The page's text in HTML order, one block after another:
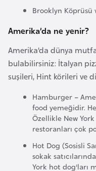
Brooklyn
Amerika’da ne yenir?
Amerika’da dünya
bulabilirsiniz: İtalyan
suşileri, Hint körileri ve
Hamburger –
food yemeğidir.
Özellikle New
restoranları çok
Hot Dog (Sosisli
sokak
York hot dog'ları
a
r
i
s